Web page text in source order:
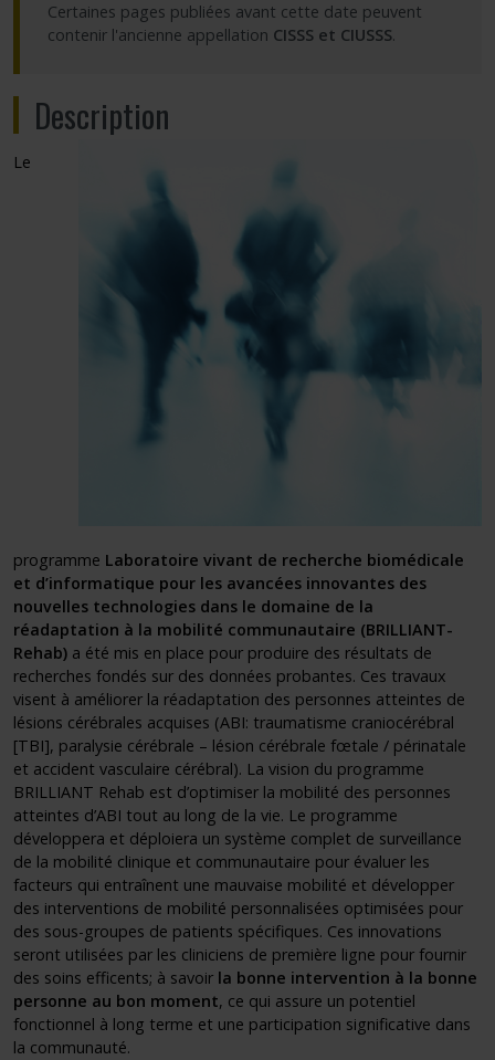
Certaines pages publiées avant cette date peuvent
contenir l'ancienne appellation CISSS et CIUSSS.
Description
Le
programme Laboratoire vivant de recherche biomédicale
et d’informatique pour les avancées innovantes des
nouvelles technologies dans le domaine de la
réadaptation à la mobilité communautaire (BRILLIANT-
Rehab) a été mis en place pour produire des résultats de
recherches fondés sur des données probantes. Ces travaux
visent à améliorer la réadaptation des personnes atteintes de
lésions cérébrales acquises (ABI: traumatisme craniocérébral
[TBI], paralysie cérébrale – lésion cérébrale fœtale / périnatale
et accident vasculaire cérébral). La vision du programme
BRILLIANT Rehab est d’optimiser la mobilité des personnes
atteintes d’ABI tout au long de la vie. Le programme
développera et déploiera un système complet de surveillance
de la mobilité clinique et communautaire pour évaluer les
facteurs qui entraînent une mauvaise mobilité et développer
des interventions de mobilité personnalisées optimisées pour
des sous-groupes de patients spécifiques. Ces innovations
seront utilisées par les cliniciens de première ligne pour fournir
des soins efficents; à savoir la bonne intervention à la bonne
personne au bon moment, ce qui assure un potentiel
fonctionnel à long terme et une participation significative dans
la communauté.